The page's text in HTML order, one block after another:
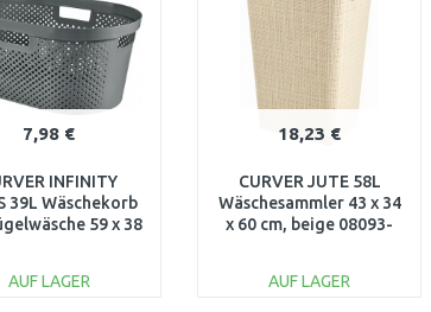
7,98 €
INFINITY
39L Wäschekorb
59 x 38
AUF LAGER
18,23 €
CURVER JUTE 58L
Wäschesammler 43 x 34
x 60 cm, beige 08093-
AUF LAGER